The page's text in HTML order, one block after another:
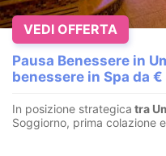
Pausa Benessere in
benessere in Spa da €
In posizione strategica tra
Soggiorno, prima colazione e
VEDI OFFERTA